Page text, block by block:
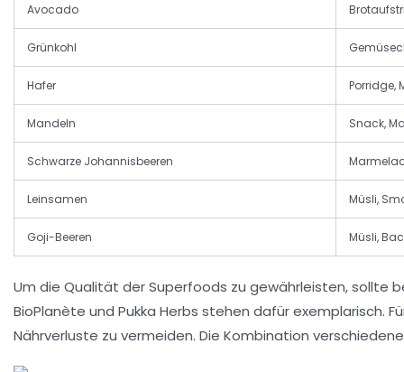
Avocado
Grünkohl
Hafer Porridge,
Mandeln Snack,
Schwarze Johannisbeeren
Leinsamen Müsli,
Goji-Beeren Müsli,
Um die Qualität der Superfoods zu gewährleisten, sollte
BioPlanète und Pukka Herbs stehen dafür exemplarisch.
Nährverluste zu vermeiden. Die Kombination